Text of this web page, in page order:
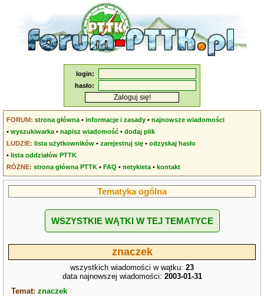
login:
hasło:
FORUM: strona główna •informacje i zasady •najnowsze wiadomości
•wyszukiwarka •napisz wiadomość •dodaj plik
LUDZIE: lista użytkowników •zarejestruj się •odzyskaj hasło
•lista oddziałów PTTK
RÓŻNE: strona główna PTTK •FAQ •netykieta •kontakt
Tematyka ogólna
WSZYSTKIE WĄTKI W TEJ TEMATYCE
znaczek
wszystkich wiadomości w wątku: 23
data najnowszej wiadomości: 2003-01-31
Temat:znaczek